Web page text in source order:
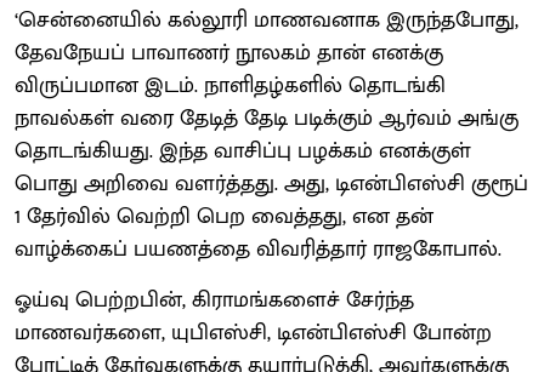
‘சென்னையில் கல்லூரி மாணவனாக இருந்தபோது,
தேவநேயப் பாவாணர் நூலகம் தான் எனக்கு
விருப்பமான இடம். நாளிதழ்களில் தொடங்கி
நாவல்கள் வரை தேடித் தேடி படிக்கும் ஆர்வம் அங்கு
தொடங்கியது. இந்த வாசிப்பு பழக்கம் எனக்குள்
பொது அறிவை வளர்த்தது. அது, டிஎன்பிஎஸ்சி குரூப்
1 தேர்வில் வெற்றி பெற வைத்தது, என தன்
வாழ்க்கைப் பயணத்தை விவரித்தார் ராஜகோபால்.
ஓய்வு பெற்றபின், கிராமங்களைச் சேர்ந்த
மாணவர்களை, யுபிஎஸ்சி, டிஎன்பிஎஸ்சி போன்ற